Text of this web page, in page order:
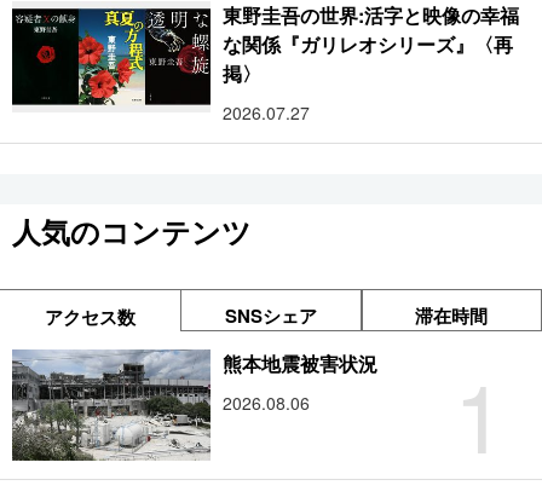
東野圭吾の世界:活字と映像の幸福
な関係『ガリレオシリーズ』〈再
掲〉
2026.07.27
人気のコンテンツ
アクセス数 SNSシェア 滞在時間
1
熊本地震被害状況
2026.08.06